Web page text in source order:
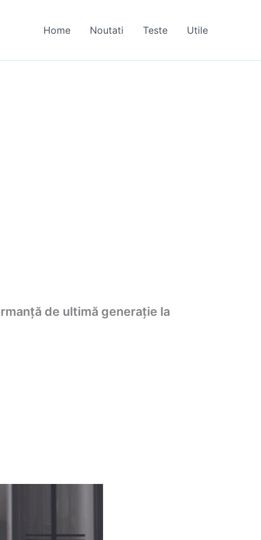
Home Noutati Teste Utile
de ultimă generație la